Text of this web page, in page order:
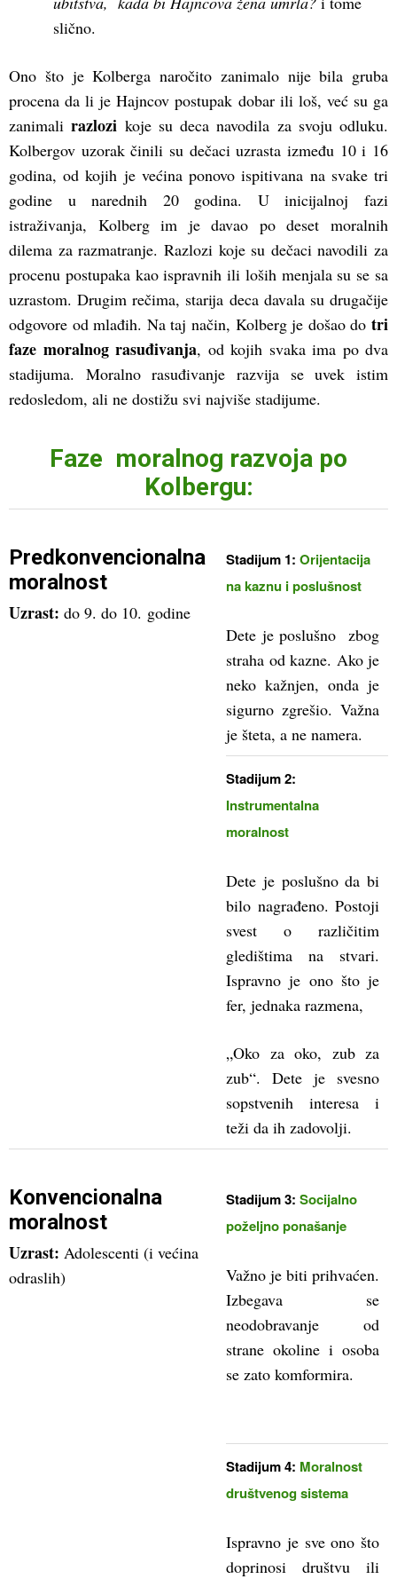
slično.
Ono što je Kolberga naročito zanimalo nije bila gruba
procena da li je Hajncov postupak dobar ili loš, već su ga
zanimalirazlozi koje su deca navodila za svoju odluku.
Kolbergov uzorak činili su dečaci uzrasta između 10 i 16
godina, od kojih je većina ponovo ispitivana na svake tri
godine u narednih 20 godina. U inicijalnoj fazi
istraživanja, Kolberg im je davao po deset moralnih
dilema za razmatranje. Razlozi koje su dečaci navodili za
procenu postupaka kao ispravnih ili loših menjala su se sa
uzrastom. Drugim rečima, starija deca davala su drugačije
odgovore od mlađih. Na taj način, Kolberg je došao do tri
faze moralnog rasuđivanja, od kojih svaka ima po dva
stadijuma. Moralno rasuđivanje razvija se uvek istim
redosledom, ali ne dostižu svi najviše stadijume.
Faze moralnog razvoja po
Kolbergu:
Predkonvencionalna
moralnost
Uzrast: do 9. do 10. godine
Stadijum 1: Orijentacija
na kaznu i poslušnost
Dete je poslušno zbog
straha od kazne. Ako je
neko kažnjen, onda je
sigurno zgrešio. Važna
je šteta, a ne namera.
Stadijum 2:
Instrumentalna
moralnost
Dete je poslušno da bi
bilo nagrađeno. Postoji
svest o različitim
gledištima na stvari.
Ispravno je ono što je
fer, jednaka razmena,
„Oko za oko, zub za
zub“. Dete je svesno
sopstvenih interesa i
teži da ih zadovolji.
Konvencionalna
moralnost
Uzrast: Adolescenti (i većina
odraslih)
Stadijum 3: Socijalno
poželjno ponašanje
Važno je biti prihvaćen.
Izbegava se
neodobravanje od
strane okoline i osoba
se zato komformira.
Stadijum 4: Moralnost
društvenog sistema
Ispravno je sve ono što
doprinosi društvu ili